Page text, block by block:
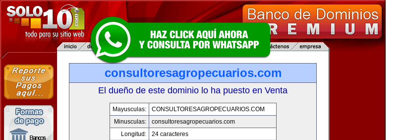
consultoresagropecuarios.com
El dueño de este dominio lo ha puesto en Venta
Mayusculas:
CONSULTORESAGROPECUARIOS.COM
Minusculas:
consultoresagropecuarios.com
Longitud:
24 caracteres